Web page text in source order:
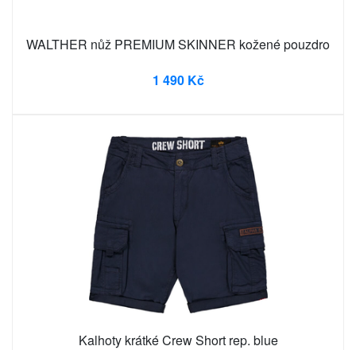
WALTHER nůž PREMIUM SKINNER kožené pouzdro
1 490 Kč
Kalhoty krátké Crew Short rep. blue